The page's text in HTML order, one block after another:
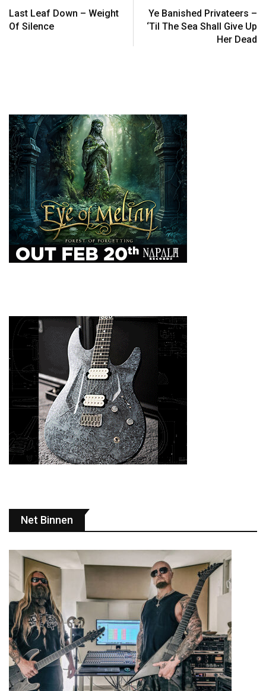
Last Leaf Down – Weight
Of Silence
Ye Banished Privateers –
‘Til The Sea Shall Give Up
Her Dead
Net Binnen